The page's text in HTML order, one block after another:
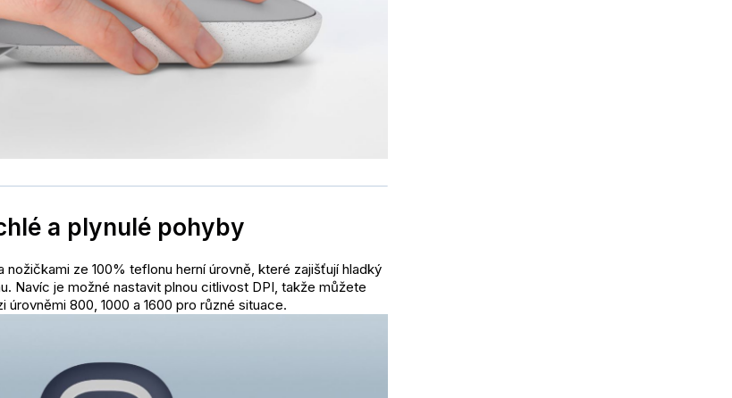
a plynulé pohyby
nožičkami ze 100% teflonu herní úrovně, které zajišťují hladký
Navíc je možné nastavit plnou citlivost DPI, takže můžete
úrovněmi 800, 1000 a 1600 pro různé situace.